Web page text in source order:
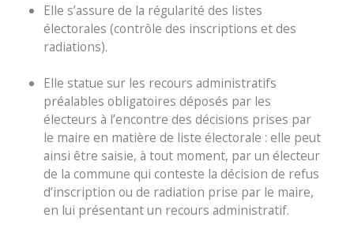
Elle s’assure de la régularité des listes
électorales (contrôle des inscriptions et des
radiations).
Elle statue sur les recours administratifs
préalables obligatoires déposés par les
électeurs à l’encontre des décisions prises par
le maire en matière de liste électorale : elle peut
ainsi être saisie, à tout moment, par un électeur
de la commune qui conteste la décision de refus
d’inscription ou de radiation prise par le maire,
en lui présentant un recours administratif.